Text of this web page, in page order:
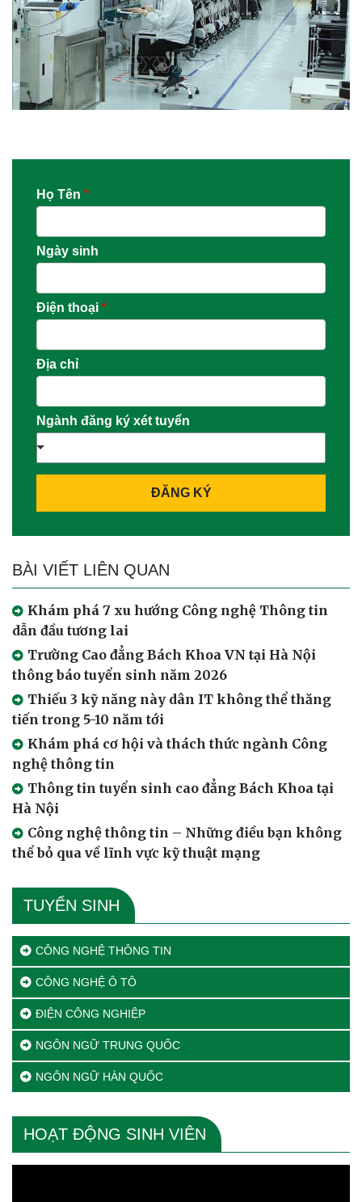
Họ Tên *
Ngày sinh
Điện thoại *
Địa chỉ
Ngành đăng ký xét tuyển
ĐĂNG KÝ
BÀI VIẾT LIÊN QUAN
Khám phá 7 xu hướng Công nghệ Thông tin
dẫn đầu tương lai
Trường Cao đẳng Bách Khoa VN tại Hà Nội
thông báo tuyển sinh năm 2026
Thiếu 3 kỹ năng này dân IT không thể thăng
tiến trong 5-10 năm tới
Khám phá cơ hội và thách thức ngành Công
nghệ thông tin
Thông tin tuyển sinh cao đẳng Bách Khoa tại
Hà Nội
Công nghệ thông tin – Những điều bạn không
thể bỏ qua về lĩnh vực kỹ thuật mạng
TUYỂN SINH
CÔNG NGHỆ THÔNG TIN
CÔNG NGHỆ Ô TÔ
ĐIỆN CÔNG NGHIỆP
NGÔN NGỮ TRUNG QUỐC
NGÔN NGỮ HÀN QUỐC
HOẠT ĐỘNG SINH VIÊN